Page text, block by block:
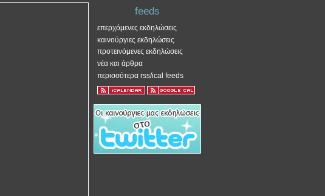
feeds
επερχόμενες εκδηλώσεις
καινούργιες εκδηλώσεις
προτεινόμενες εκδηλώσεις
νέα και άρθρα
περισσότερα rss/ical feeds